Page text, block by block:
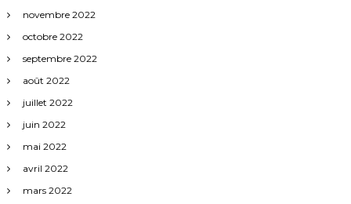
novembre 2022
octobre 2022
septembre 2022
août 2022
juillet 2022
juin 2022
mai 2022
avril 2022
mars 2022